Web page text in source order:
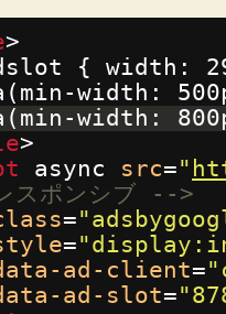
>
{ width:
width:
width:
>
async src="
ポンシブ -->
=
=
ad-client=
ad-slot=